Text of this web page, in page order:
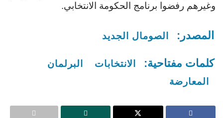
وغيرهم رفضوا برنامج الحكومة الانتخابي.
المصدر: الصومال الجديد
كلمات مفتاحية: الانتخابات
البرلمان
المعارضة